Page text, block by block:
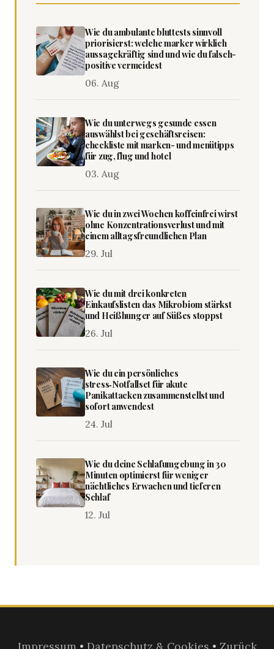
Wie du ambulante bluttests sinnvoll
priorisierst: welche marker wirklich
aussagekräftig sind und wie du falsch-
positive vermeidest
06. Aug
Wie du unterwegs gesunde essen
auswählst bei geschäftsreisen:
checkliste mit marken- und menütipps
für zug, flug und hotel
03. Aug
Wie du in zwei Wochen koffeinfrei wirst
ohne Konzentrationsverlust und mit
einem alltagsfreundlichen Plan
29. Jul
Wie du mit drei konkreten
Einkaufslisten das Mikrobiom stärkst
und Heißhunger auf Süßes stoppst
26. Jul
Wie du ein persönliches
stress‑Notfallset für akute
Panikattacken zusammenstellst und
sofort anwendest
24. Jul
Wie du deine Schlafumgebung in 30
Minuten optimierst für weniger
nächtliches Erwachen und tieferen
Schlaf
12. Jul